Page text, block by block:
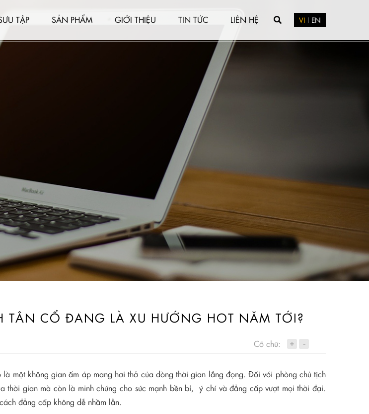
TẬP SẢN PHẨM GIỚI THIỆU TIN TỨC LIÊN HỆ VI EN
TÂN CỔ ĐANG LÀ XU HƯỚNG HOT NĂM TỚI?
Cỡ chữ: + -
một không gian ấm áp mang hơi thở của dòng thời gian lắng đọng. Đối với phòng chủ tịch
thời gian mà còn là minh chứng cho sức mạnh bền bỉ, ý chí và đẳng cấp vượt mọi thời đại.
đẳng cấp không dễ nhầm lẫn.